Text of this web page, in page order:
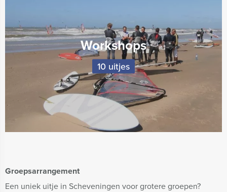
Groepsarrangement
Een uniek uitje in Scheveningen voor grotere groepen?
Workshops
10 uitjes